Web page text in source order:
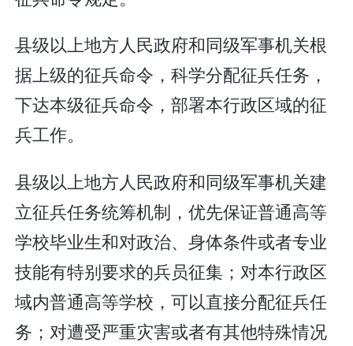
县级以上地方人民政府和同级军事机关根
据上级的征兵命令，科学分配征兵任务，
下达本级征兵命令，部署本行政区域的征
兵工作。
县级以上地方人民政府和同级军事机关建
立征兵任务统筹机制，优先保证普通高等
学校毕业生和对政治、身体条件或者专业
技能有特别要求的兵员征集；对本行政区
域内普通高等学校，可以直接分配征兵任
务；对遭受严重灾害或者有其他特殊情况